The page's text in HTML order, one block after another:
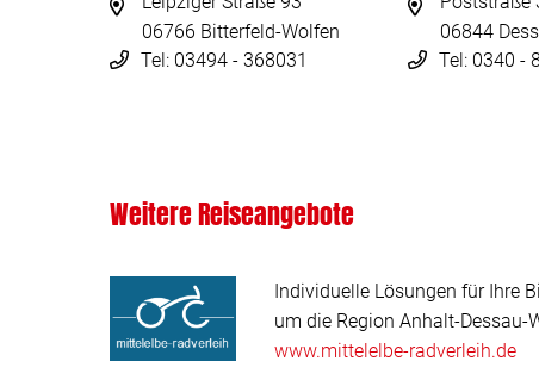
06766 Bitterfeld-Wolfen
Tel: 03494 - 368031
06844
Tel: 0340 -
Weitere Reiseangebote
Individuelle Lösungen für Ihre
um die Region Anhalt-Dessau-
www.mittelelbe-radverleih.de